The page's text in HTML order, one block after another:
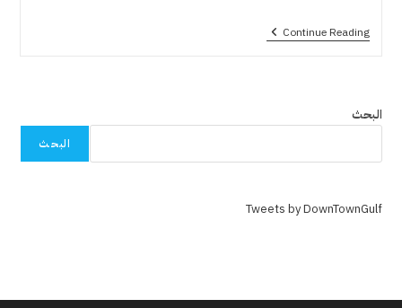
Continue Readingمتجر
أمير
البحث
البحث
Tweets by DownTownGulf